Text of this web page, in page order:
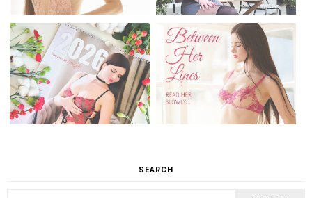
SEARCH